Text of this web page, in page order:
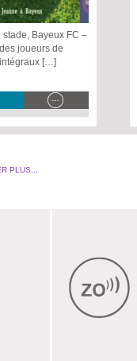
stade, Bayeux FC –
joueurs de
[…]
PLUS...